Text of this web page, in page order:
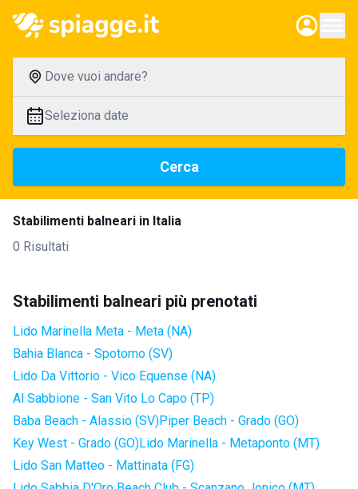
Dove vuoi andare?
Seleziona date
Cerca
Stabilimenti balneari in Italia
0 Risultati
Stabilimenti balneari più prenotati
Lido Marinella Meta - Meta (NA)
Bahia Blanca - Spotorno (SV)
Lido Da Vittorio - Vico Equense (NA)
Al Sabbione - San Vito Lo Capo (TP)
Baba Beach - Alassio (SV)Piper Beach - Grado (GO)
Key West - Grado (GO)Lido Marinella - Metaponto (MT)
Lido San Matteo - Mattinata (FG)